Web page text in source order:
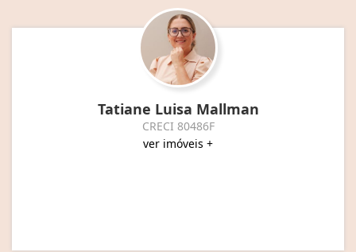
Tatiane Luisa Mallman
CRECI 80486F
ver imóveis +